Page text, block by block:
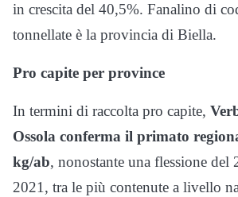
in crescita del 40,5%. Fanalino di
tonnellate è la provincia di Biella.
Pro capite per province
In termini di raccolta pro capite,
Ossola conferma il primato
kg/ab, nonostante una flessione del
2021, tra le più contenute a livello